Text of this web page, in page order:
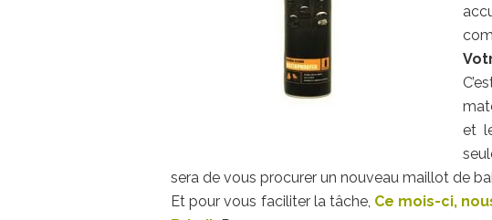
et
sera de vous procurer un nouveau maillot de
Et pour vous faciliter la tâche, Ce mois-ci,